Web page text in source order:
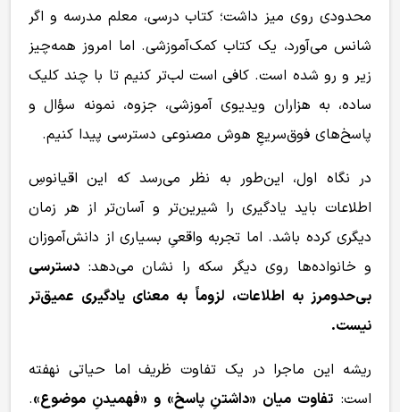
محدودی روی میز داشت؛ کتاب درسی، معلم مدرسه و اگر
شانس می‌آورد، یک کتاب کمک‌آموزشی. اما امروز همه‌چیز
زیر و رو شده است. کافی است لب‌تر کنیم تا با چند کلیک
ساده، به هزاران ویدیوی آموزشی، جزوه، نمونه سؤال و
پاسخ‌های فوق‌سریعِ هوش مصنوعی دسترسی پیدا کنیم.
در نگاه اول، این‌طور به نظر می‌رسد که این اقیانوسِ
اطلاعات باید یادگیری را شیرین‌تر و آسان‌تر از هر زمان
دیگری کرده باشد. اما تجربه واقعیِ بسیاری از دانش‌آموزان
و خانواده‌ها روی دیگر سکه را نشان می‌دهد: دسترسی
بی‌حدومرز به اطلاعات، لزوماً به معنای یادگیری عمیق‌تر
نیست.
ریشه این ماجرا در یک تفاوت ظریف اما حیاتی نهفته
است: تفاوت میان «داشتنِ پاسخ» و «فهمیدنِ موضوع».